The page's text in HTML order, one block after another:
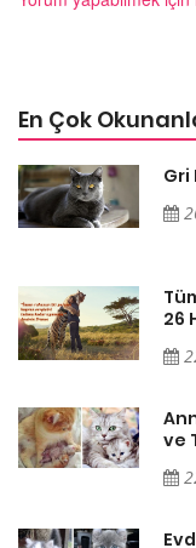
En Çok
Gri
26
ve